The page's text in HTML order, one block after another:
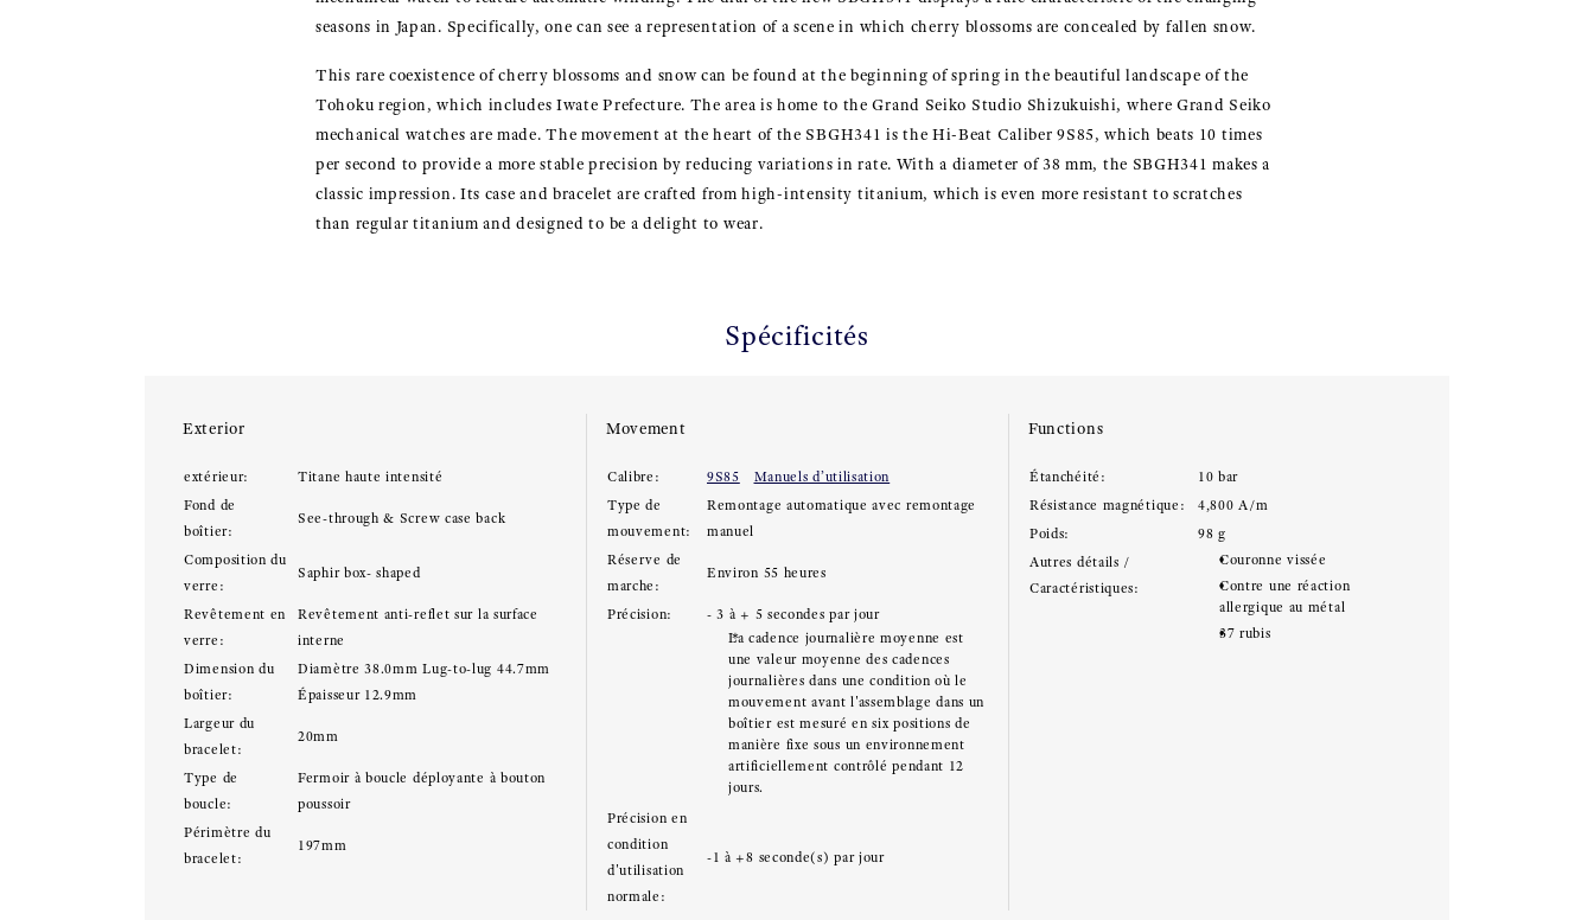
seasons in Japan. Specifically, one can see a representation of a scene in which cherry blossoms are concealed by fallen snow.
This rare coexistence of cherry blossoms and snow can be found at the beginning of spring in the beautiful landscape of the
Tohoku region, which includes Iwate Prefecture. The area is home to the Grand Seiko Studio Shizukuishi, where Grand Seiko
mechanical watches are made. The movement at the heart of the SBGH341 is the Hi-Beat Caliber 9S85, which beats 10 times
per second to provide a more stable precision by reducing variations in rate. With a diameter of 38 mm, the SBGH341 makes a
classic impression. Its case and bracelet are crafted from high-intensity titanium, which is even more resistant to scratches
than regular titanium and designed to be a delight to wear.
Spécificités
Exterior
extérieur:
Titane haute intensité
Fond de
boîtier:
See-through & Screw case back
Composition du
verre:
Saphir box- shaped
Revêtement en
verre:
Revêtement anti-reflet sur la surface
interne
Dimension du
boîtier:
Diamètre 38.0mm Lug-to-lug 44.7mm
Épaisseur 12.9mm
Largeur du
bracelet:
20mm
Type de
boucle:
Fermoir à boucle déployante à bouton
poussoir
Périmètre du
bracelet:
197mm
Movement
Calibre: 9S85
Manuels d’utilisation
Type de
mouvement:
Remontage automatique avec remontage
manuel
Réserve de
marche:
Environ 55 heures
Précision:
- 3 à + 5 secondes par jour
La cadence journalière moyenne est
une valeur moyenne des cadences
journalières dans une condition où le
mouvement avant l'assemblage dans un
boîtier est mesuré en six positions de
manière fixe sous un environnement
artificiellement contrôlé pendant 12
jours.
Précision en
condition
d'utilisation
normale:
-1 à +8 seconde(s) par jour
Functions
Étanchéité:
10 bar
Résistance magnétique:
4,800 A/m
Poids:
98 g
Autres détails /
Caractéristiques:
Couronne vissée
Contre une réaction
allergique au métal
37 rubis